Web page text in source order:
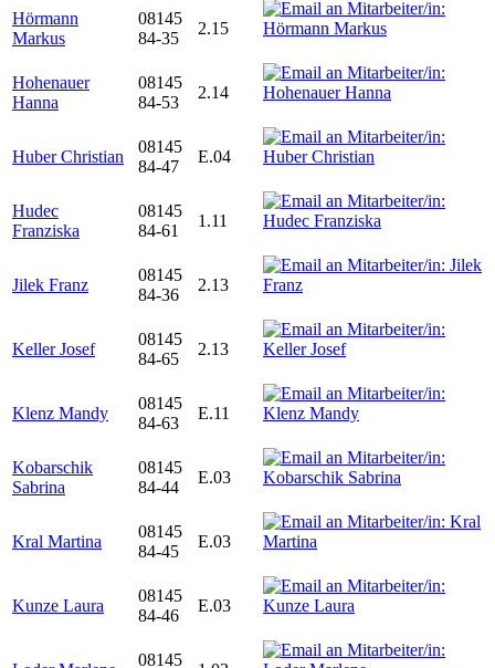
Hörmann
Markus
08145
84-35
2.15
Hohenauer
Hanna
08145
84-53
2.14
Huber Christian
08145
84-47
E.04
Hudec
Franziska
08145
84-61
1.11
Jilek Franz
08145
84-36
2.13
Keller Josef
08145
84-65
2.13
Klenz Mandy
08145
84-63
E.11
Kobarschik
Sabrina
08145
84-44
E.03
Kral Martina
08145
84-45
E.03
Kunze Laura
08145
84-46
E.03
08145